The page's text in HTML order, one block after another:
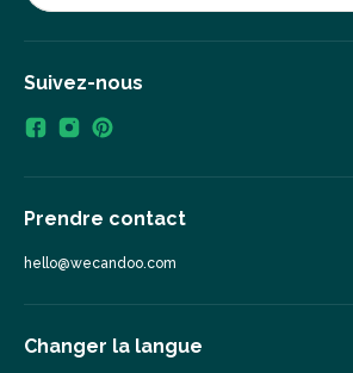
Suivez-nous
Prendre contact
hello@wecandoo.com
Changer la langue